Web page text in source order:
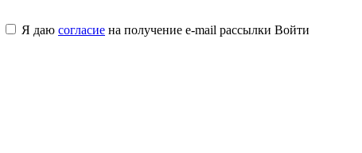
Я даю согласие на получение e-mail рассылки Войти